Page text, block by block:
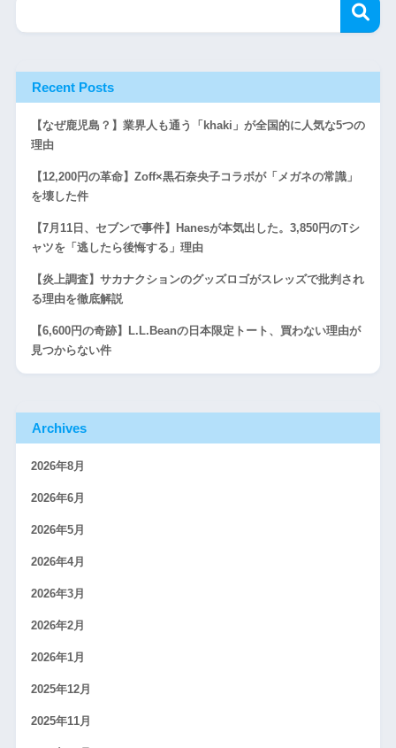
Recent Posts
【なぜ鹿児島？】業界人も通う「khaki」が全国的に人気な5つの
理由
【12,200円の革命】Zoff×黒石奈央子コラボが「メガネの常識」
を壊した件
【7月11日、セブンで事件】Hanesが本気出した。3,850円のTシ
ャツを「逃したら後悔する」理由
【炎上調査】サカナクションのグッズロゴがスレッズで批判され
る理由を徹底解説
【6,600円の奇跡】L.L.Beanの日本限定トート、買わない理由が
見つからない件
Archives
2026年8月
2026年6月
2026年5月
2026年4月
2026年3月
2026年2月
2026年1月
2025年12月
2025年11月